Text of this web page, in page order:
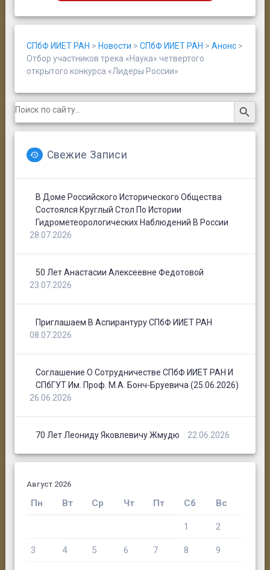
СПбФ ИИЕТ РАН > Новости > СПбФ ИИЕТ РАН > Анонс>
Отбор участников трека «Наука» четвертого
открытого конкурса «Лидеры России»
Search
for:
Search Button
Свежие Записи
В Доме Российского Исторического Общества
Состоялся Круглый Стол По Истории
Гидрометеорологических Наблюдений В России
28.07.2026
50 Лет Анастасии Алексеевне Федотовой
23.07.2026
Приглашаем В Аспирантуру СПбФ ИИЕТ РАН
08.07.2026
Соглашение О Сотрудничестве СПбФ ИИЕТ РАН И
СПбГУТ Им. Проф. М.А. Бонч-Бруевича (25.06.2026)
26.06.2026
70 Лет Леониду Яковлевичу Жмудю 22.06.2026
Август 2026
Пн Вт Ср Чт Пт Сб Вс
1 2
3 4 5 6 7 8 9